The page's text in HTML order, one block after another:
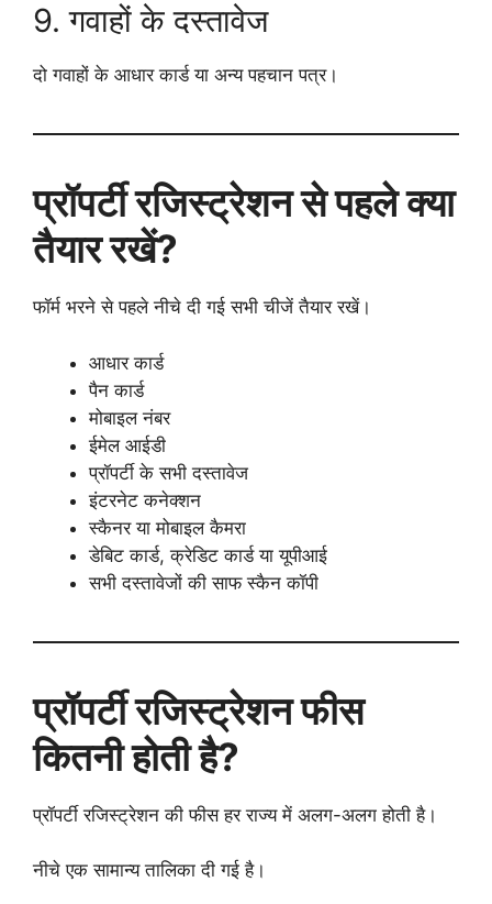
9. गवाहों के दस्तावेज
दो गवाहों के आधार कार्ड या अन्य पहचान पत्र।
प्रॉपर्टी रजिस्ट्रेशन से पहले क्या
तैयार रखें?
फॉर्म भरने से पहले नीचे दी गई सभी चीजें तैयार रखें।
आधार कार्ड
पैन कार्ड
मोबाइल नंबर
ईमेल आईडी
प्रॉपर्टी के सभी दस्तावेज
इंटरनेट कनेक्शन
स्कैनर या मोबाइल कैमरा
डेबिट कार्ड, क्रेडिट कार्ड या यूपीआई
सभी दस्तावेजों की साफ स्कैन कॉपी
प्रॉपर्टी रजिस्ट्रेशन फीस
कितनी होती है?
प्रॉपर्टी रजिस्ट्रेशन की फीस हर राज्य में अलग-अलग होती है।
नीचे एक सामान्य तालिका दी गई है।